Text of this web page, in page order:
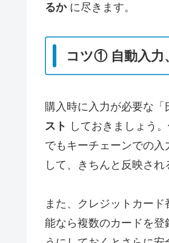
るかに尽きます。
コツ① 自動入力
購入時に入力が必要な「
スト しておきましょう
でもキーチェーンでの
して、きちんと反映され
また、クレジットカー
能なら複数のカードを登